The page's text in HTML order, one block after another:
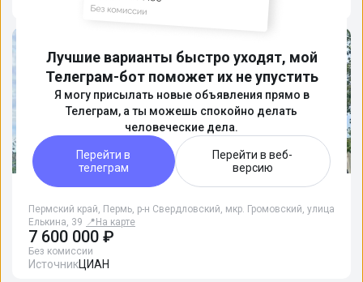
Пермский край, Пермь, р-н Свердловский, мкр. Громовский, улица
Елькина, 39 📍 На карте
7 600 000 ₽
Без комиссии
ИсточникЦИАН
Лучшие варианты быстро уходят, мой
Телеграм-бот поможет их не упустить
Я могу присылать новые объявления прямо в
Телеграм, а ты можешь спокойно делать
человеческие дела.
Перейти в
телеграм
Перейти в веб-
версию